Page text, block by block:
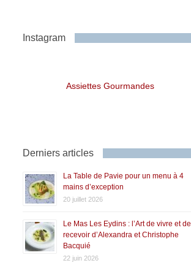
Instagram
Assiettes Gourmandes
Derniers articles
La Table de Pavie pour un menu à 4
mains d’exception
20 juillet 2026
Le Mas Les Eydins : l’Art de vivre et de
recevoir d’Alexandra et Christophe
Bacquié
22 juin 2026